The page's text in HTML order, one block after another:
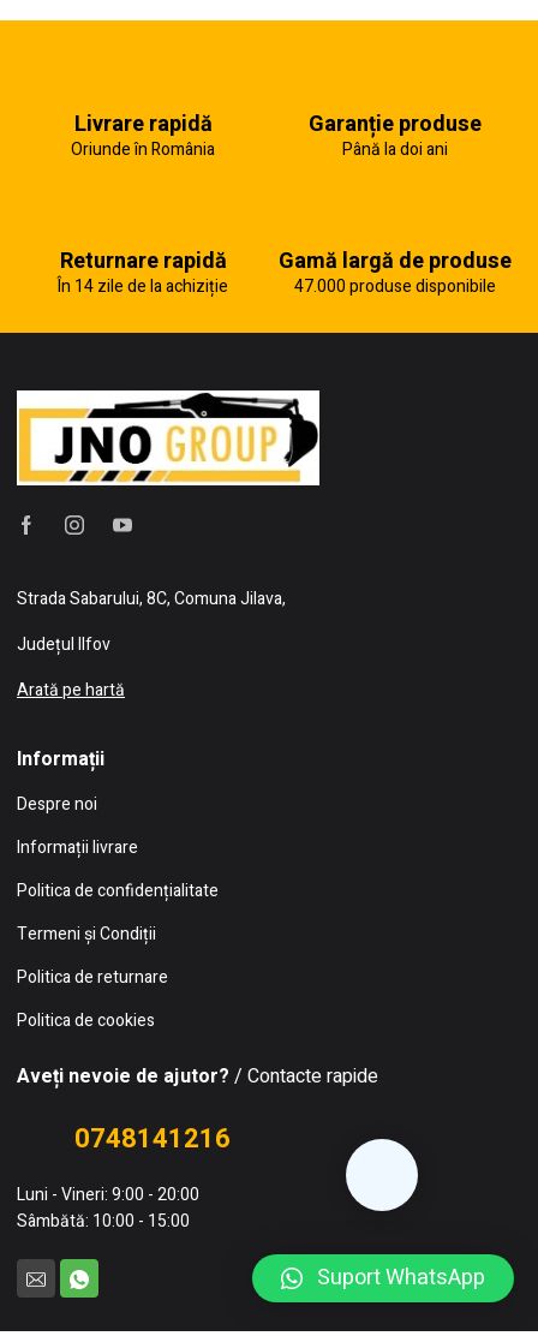
Livrare rapidă
Oriunde în România
Garanție produse
Până la doi ani
Returnare rapidă
În 14 zile de la achiziție
Gamă largă de produse
47.000 produse disponibile
Strada Sabarului, 8C, Comuna Jilava,
Județul Ilfov
Arată pe hartă
Informații
Despre noi
Informații livrare
Politica de confidențialitate
Termeni și Condiții
Politica de returnare
Politica de cookies
Aveți nevoie de ajutor? / Contacte rapide
0748141216
Luni - Vineri: 9:00 - 20:00
Sâmbătă: 10:00 - 15:00
Suport WhatsApp